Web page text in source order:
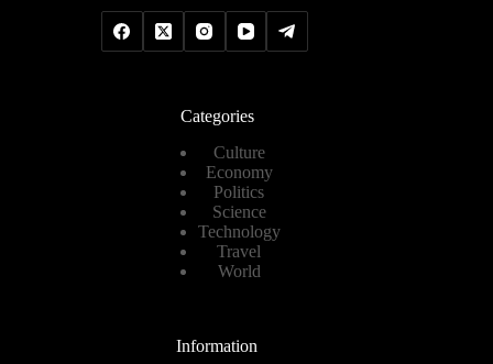
Categories
Culture
Economy
Politics
Science
Technology
Travel
World
Information